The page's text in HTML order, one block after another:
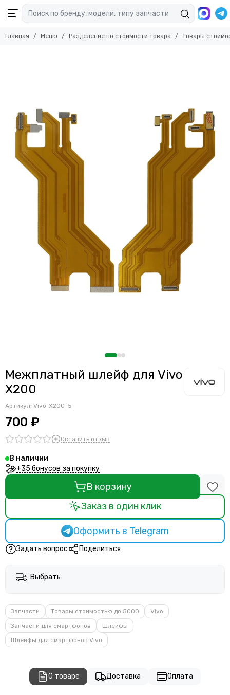
Главная Меню Разделение по стоимости товара Товары
Межплатный шлейф для Vivo
X200
Артикул: Vivo-X200-5
700 ₽
Оставить отзыв
В наличии
+35 бонусов за покупку
В корзину
Заказ в один клик
Оформить в Telegram
Задать вопрос Поделиться
Выбрать
Запчасти Товары стоимостью до 5000
Vivo
Запчасти для смартфонов
Шлейфы
Шлейфы для смартфонов Vivo
О товаре Доставка Оплата